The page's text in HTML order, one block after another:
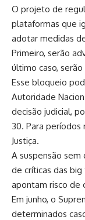
O projeto de
plataformas que
adotar medidas
Primeiro, serão
último caso, serão
Esse bloqueio
Autoridade
decisão judicial,
30. Para períodos
Justiça.
A suspensão sem
de críticas das
apontam risco de
Em junho, o
determinados